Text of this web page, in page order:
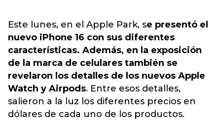
Este lunes, en el Apple Park, se presentó el
nuevo iPhone 16 con sus diferentes
características. Además, en la exposición
de la marca de celulares también se
revelaron los detalles de los nuevos Apple
Watch y Airpods. Entre esos detalles,
salieron a la luz los diferentes precios en
dólares de cada uno de los productos.